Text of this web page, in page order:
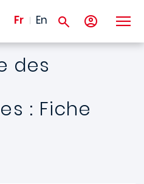
Fr En
des
: Fiche